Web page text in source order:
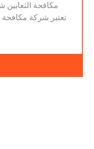
مكافحة
تعتبر شركة مكافحة